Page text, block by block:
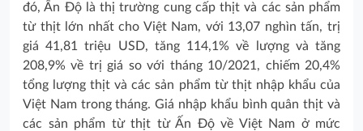
đó, Ấn Độ là thị trường cung cấp thịt và các sản phẩm
từ thịt lớn nhất cho Việt Nam, với 13,07 nghìn tấn, trị
giá 41,81 triệu USD, tăng 114,1% về lượng và tăng
208,9% về trị giá so với tháng 10/2021, chiếm 20,4%
tổng lượng thịt và các sản phẩm từ thịt nhập khẩu của
Việt Nam trong tháng. Giá nhập khẩu bình quân thịt và
các sản phẩm từ thịt từ Ấn Độ về Việt Nam ở mức